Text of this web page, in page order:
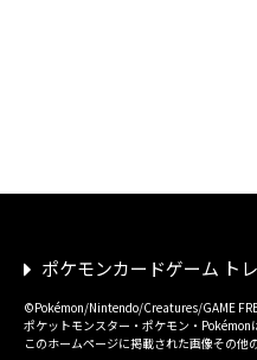
ポケモンカードゲーム ト
©Pokémon/Nintendo/Creatures/GAME
ポケットモンスター・ポケモン・Pokémon
このホームページに掲載された画像その他